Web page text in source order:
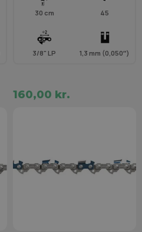
30 cm 45
3/8" LP 1,3 mm (0,050″)
160,00 kr.